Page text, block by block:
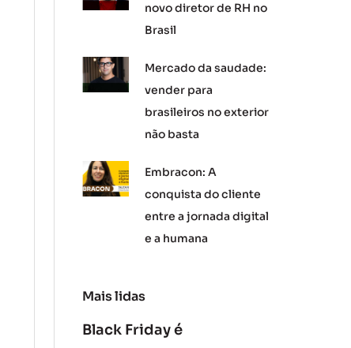
novo diretor de RH no
Brasil
Mercado da saudade:
vender para
brasileiros no exterior
não basta
Embracon: A
conquista do cliente
entre a jornada digital
e a humana
Mais lidas
Black Friday é